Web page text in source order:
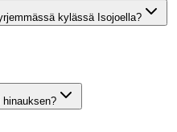
kylässä Isojoella?